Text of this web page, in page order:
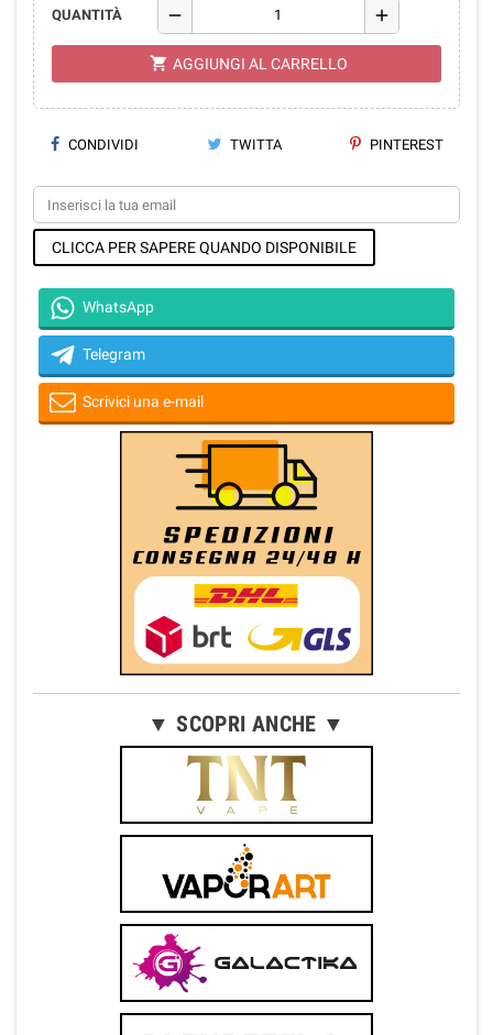
QUANTITÀ remove add
shopping_cart AGGIUNGI AL CARRELLO
CONDIVIDI TWITTA PINTEREST
CLICCA PER SAPERE QUANDO DISPONIBILE
WhatsApp
Telegram
Scrivici una e-mail
▼ SCOPRI ANCHE ▼